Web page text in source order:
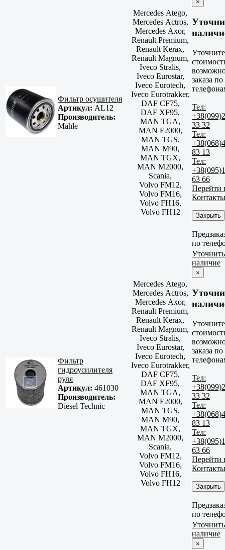
Фильтр осушителя
Артикул: AL12
Производитель:
Mahle
Mercedes Atego,
Mercedes Actros,
Mercedes Axor,
Renault Premium,
Renault Kerax,
Renault Magnum,
Iveco Stralis,
Iveco Eurostar,
Iveco Eurotech,
Iveco Eurotrakker,
DAF CF75,
DAF XF95,
MAN TGA,
MAN F2000,
MAN TGS,
MAN M90,
MAN TGX,
MAN M2000,
Scania,
Volvo FM12,
Volvo FM16,
Volvo FH16,
Volvo FH12
×
Уточните
заказа по
Тел:
33 32
Тел:
83 13
Тел:
63 66
Перейти
Контакты
Закрыть
по
Фильтр
гидроусилителя
руля
Артикул: 461030
Производитель:
Diesel Technic
Mercedes Atego,
Mercedes Actros,
Mercedes Axor,
Renault Premium,
Renault Kerax,
Renault Magnum,
Iveco Stralis,
Iveco Eurostar,
Iveco Eurotech,
Iveco Eurotrakker,
DAF CF75,
DAF XF95,
MAN TGA,
MAN F2000,
MAN TGS,
MAN M90,
MAN TGX,
MAN M2000,
Scania,
Volvo FM12,
Volvo FM16,
Volvo FH16,
Volvo FH12
Уточнить
наличие
×
Уточните
заказа по
Тел:
33 32
Тел:
83 13
Тел:
63 66
Перейти
Контакты
Закрыть
по
Уточнить
наличие
×